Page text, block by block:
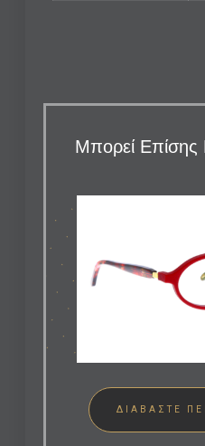
Μπορεί Επίσης
ΔΙΑΒΆΣΤΕ